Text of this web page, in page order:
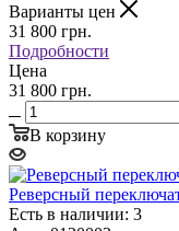
Варианты цен
31 800 грн.
Подробности
Цена
31 800 грн.
В корзину
Реверсный
Есть в наличии: 3